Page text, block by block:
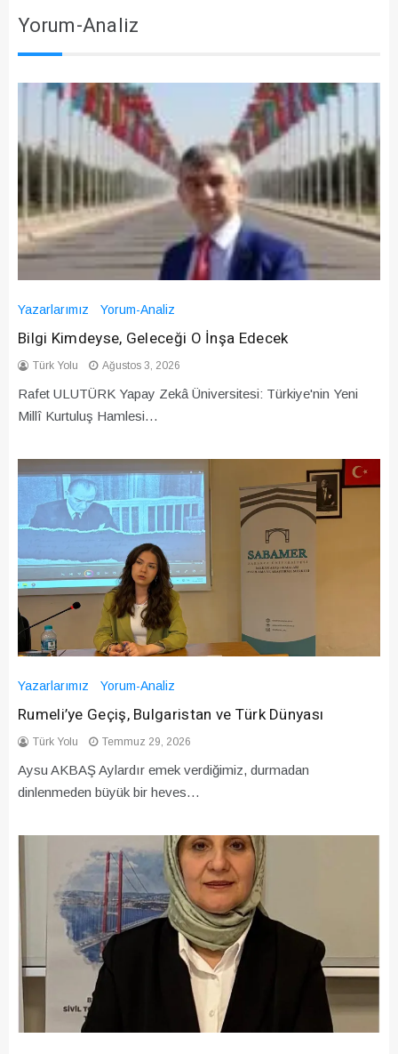
Yorum-Analiz
Yazarlarımız Yorum-Analiz
Bilgi Kimdeyse, Geleceği O İnşa Edecek
Türk Yolu Ağustos 3, 2026
Rafet ULUTÜRK Yapay Zekâ Üniversitesi: Türkiye'nin Yeni
Millî Kurtuluş Hamlesi…
Yazarlarımız Yorum-Analiz
Rumeli’ye Geçiş, Bulgaristan ve Türk Dünyası
Türk Yolu Temmuz 29, 2026
Aysu AKBAŞ Aylardır emek verdiğimiz, durmadan
dinlenmeden büyük bir heves…